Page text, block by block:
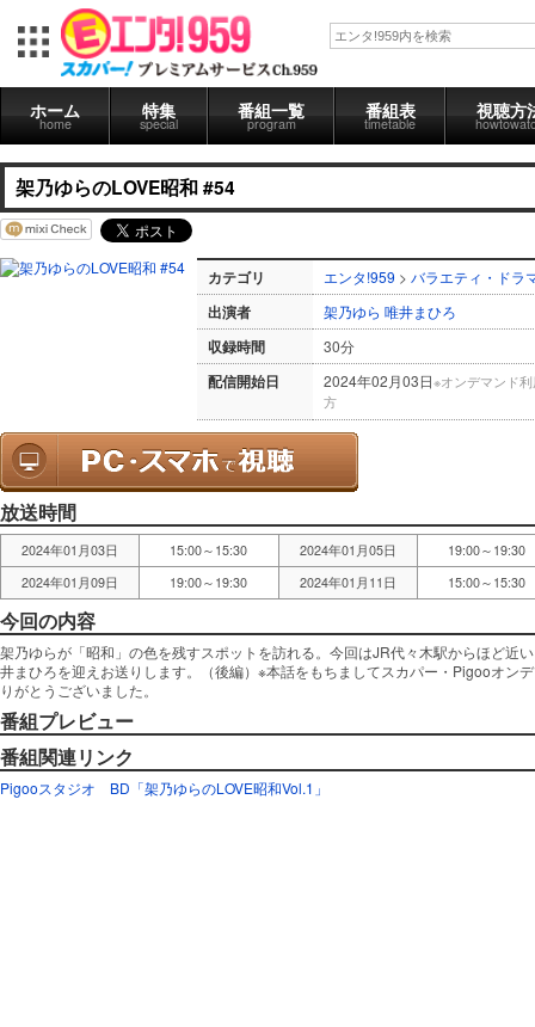
ホーム
home
特集
special
番組一覧
program
番組表
timetable
視聴方
架乃ゆらのLOVE昭和 #54
カテゴリ エンタ!959 > バラエティ・ドラ
出演者 架乃ゆら 唯井まひろ
収録時間 30分
配信開始日 2024年02月03日※オンデマンド
方
放送時間
2024年01月03日 15:00～15:30 2024年01月05日
19:00～19:30
2024年01月09日
19:00～19:30 2024年01月11日 15:00～15:30
今回の内容
架乃ゆらが「昭和」の色を残すスポットを訪れる。今回はJR代々木駅からほど近
井まひろを迎えお送りします。（後編）※本話をもちましてスカパー・Pigooオン
りがとうございました。
番組プレビュー
番組関連リンク
Pigooスタジオ BD「架乃ゆらのLOVE昭和Vol.1」